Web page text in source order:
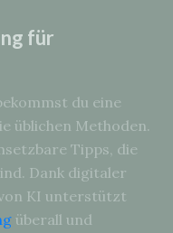
für
du eine
üblichen Methoden.
Tipps, die
Dank digitaler
KI unterstützt
überall und